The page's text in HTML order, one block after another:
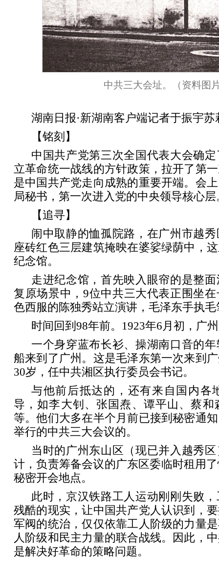
中共三大会址。（资料图
湖南日报·新湖南客户端记者于振宇苏
【铭刻】
中国共产党第三次全国代表大会确
立革命统一战线的方针政策，拉开了第
是中国共产党走向成熟的重要开端。会
局秘书，第一次进入党的中央领导核心层
【追寻】
闹中取静的恤孤院路，在广州市越
座砖红色三层建筑掩映在婆娑绿荫中，
纪念馆。
走进纪念馆，首先映入眼帘的是整
复原场景中，9位中共三大代表正围坐
色西服的陈独秀站立演讲，毛泽东手执
时间回到98年前。1923年6月初，广
一个身穿蓝布长衫、操湖南口音的
船来到了广州。这是毛泽东第一次来到
30岁，任中共湘区执行委员会书记。
与他前后抵达的，还有来自国内各
导，如李大钊、张国焘、谭平山、蔡和
等。他们大多在半个月前已接到秘密通
举行的中共三大会议的。
当时的广州东山区（现已并入越秀
计，负责筹备会议的广东区委临时租用
秘密开会地点。
此时，京汉铁路工人运动刚刚失败
残酷的现实，让中国共产党人认识到，
军阀的统治，仅仅依靠工人阶级的力量
人阶级和民主力量的联合战线。因此，
是解决好革命的策略问题。